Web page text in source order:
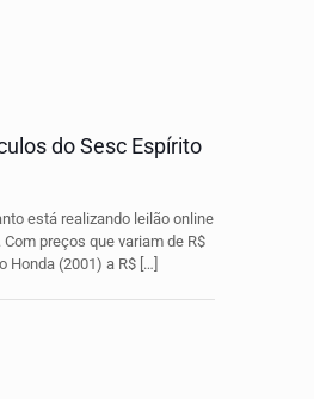
do Sesc Espírito
está realizando leilão online
preços que variam de R$
Honda (2001) a R$ […]